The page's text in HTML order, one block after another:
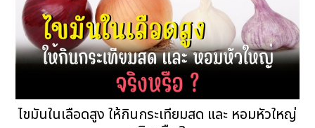
ไขมันในเลือดสูง ให้กินกระเทียมสด และ หอมหัวใหญ่